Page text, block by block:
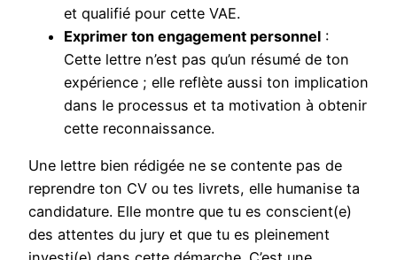
et qualifié pour cette VAE.
Exprimer ton engagement personnel :
Cette lettre n’est pas qu’un résumé de ton
expérience ; elle reflète aussi ton implication
dans le processus et ta motivation à obtenir
cette reconnaissance.
Une lettre bien rédigée ne se contente pas de
reprendre ton CV ou tes livrets, elle humanise ta
candidature. Elle montre que tu es conscient(e)
des attentes du jury et que tu es pleinement